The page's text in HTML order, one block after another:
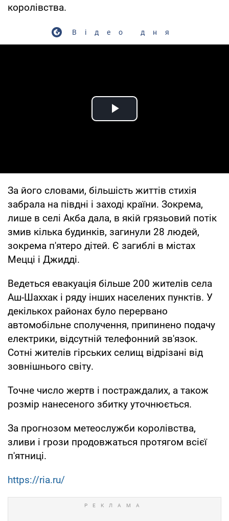
королівства.
Відео дня
Play Video
За його словами, більшість життів стихія
забрала на півдні і заході країни. Зокрема,
лише в селі Акба дала, в якій грязьовий потік
змив кілька будинків, загинули 28 людей,
зокрема п'ятеро дітей. Є загиблі в містах
Мецці і Джидді.
Ведеться евакуація більше 200 жителів села
Аш-Шаххак і ряду інших населених пунктів. У
декількох районах було перервано
автомобільне сполучення, припинено подачу
електрики, відсутній телефонний зв'язок.
Сотні жителів гірських селищ відрізані від
зовнішнього світу.
Точне число жертв і постраждалих, а також
розмір нанесеного збитку уточнюється.
За прогнозом метеослужби королівства,
зливи і грози продовжаться протягом всієї
п'ятниці.
https://ria.ru/